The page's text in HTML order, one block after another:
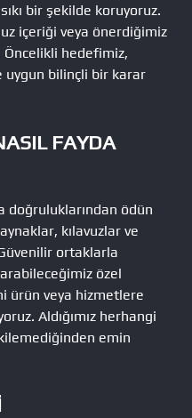
sıkı bir şekilde koruyoruz.
içeriği veya önerdiğimiz
hedefimiz,
uygun bilinçli bir karar
FAYDA
doğruluklarından ödün
kılavuzlar ve
ortaklarla
özel
ürün veya hizmetlere
Aldığımız herhangi
emin